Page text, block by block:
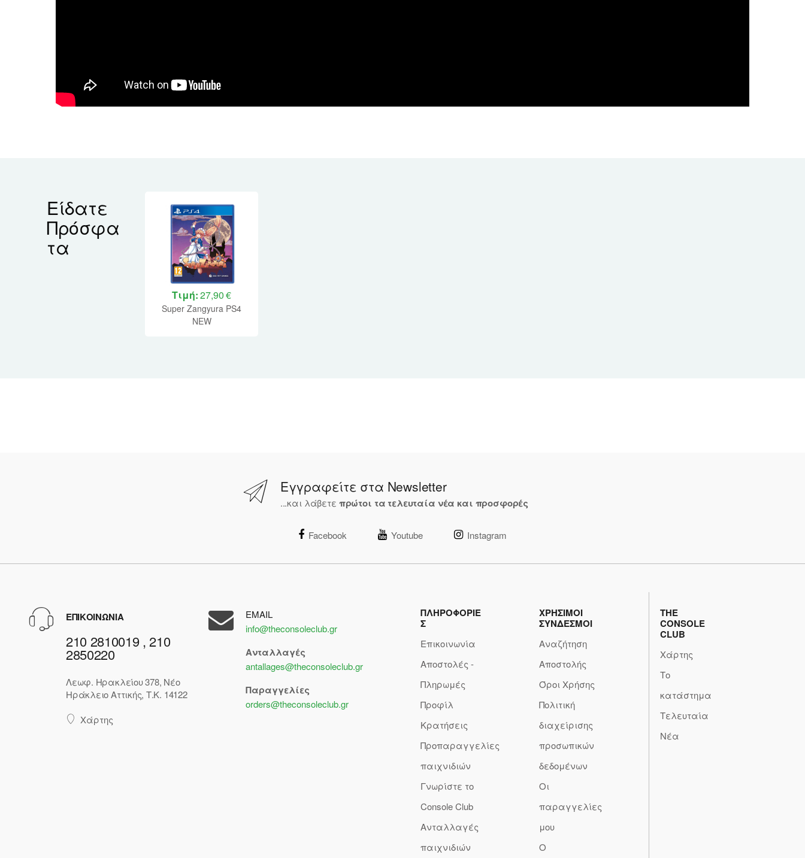
Είδατε
Πρόσφα
τα
Τιμή:27,90 €
Super Zangyura PS4
NEW
Εγγραφείτε στα Newsletter
...και λάβετε πρώτοι τα τελευταία νέα και προσφορές
Facebook Youtube Instagram
ΕΠΙΚΟΙΝΩΝΙΑ
210 2810019 , 210
2850220
Λεωφ. Ηρακλείου 378, Νέο
Ηράκλειο Αττικής, Τ.Κ. 14122
Χάρτης
EMAIL
info@theconsoleclub.gr
Ανταλλαγές
antallages@theconsoleclub.gr
Παραγγελίες
orders@theconsoleclub.gr
ΠΛΗΡΟΦΟΡΙΕ
Σ
Επικοινωνία
Αποστολές -
Πληρωμές
Προφίλ
Κρατήσεις
Προπαραγγελίες
παιχνιδιών
Γνωρίστε το
Console Club
Ανταλλαγές
παιχνιδιών
ΧΡΗΣΙΜΟΙ
ΣΥΝΔΕΣΜΟΙ
Αναζήτηση
Αποστολής
Όροι Χρήσης
Πολιτική
διαχείρισης
προσωπικών
δεδομένων
Οι
παραγγελίες
μου
Ο
THE
CONSOLE
CLUB
Χάρτης
Το
κατάστημα
Τελευταία
Νέα